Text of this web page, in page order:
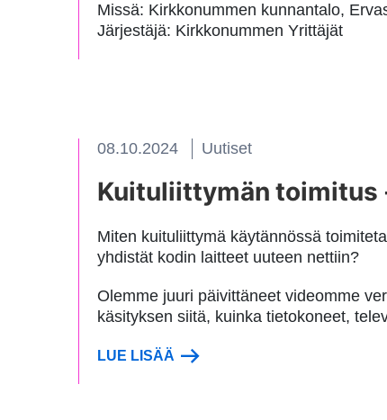
Missä: Kirkkonummen kunnantalo,
Järjestäjä: Kirkkonummen Yrittäjät
08.10.2024 Uutiset
Kuituliittymän toimitus
Miten kuituliittymä käytännössä
yhdistät kodin laitteet uuteen nettiin?
Olemme juuri päivittäneet videomme
käsityksen siitä, kuinka tietokoneet,
LUE LISÄÄ